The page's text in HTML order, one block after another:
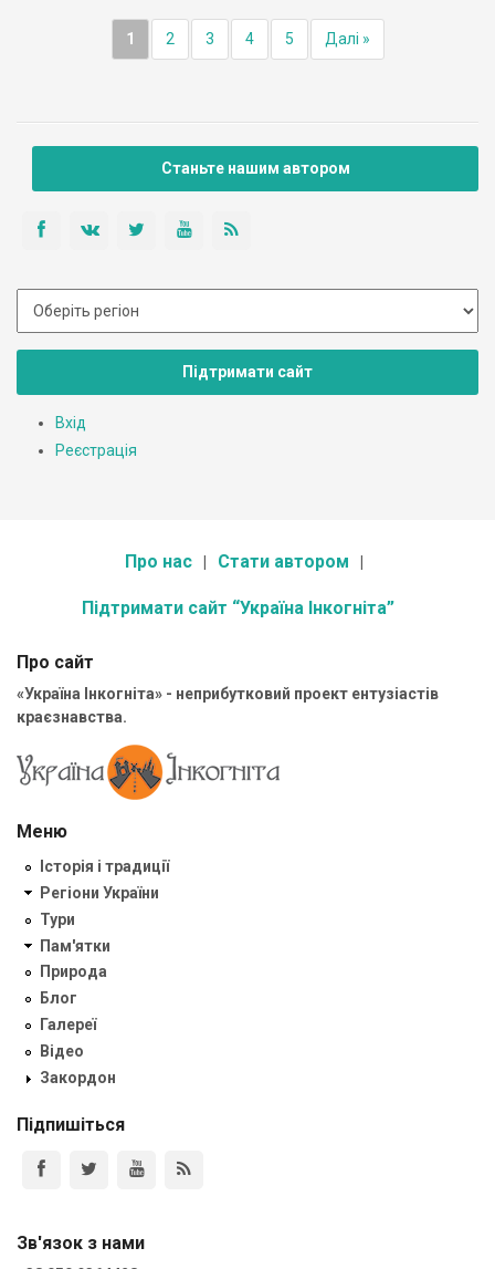
1 2 3 4 5 Далі »
Станьте нашим автором
Підтримати сайт
Вхід
Реєстрація
Про нас Стати автором
Підтримати сайт “Україна Інкогніта”
Про сайт
«Україна Інкогніта» - неприбутковий проект ентузіастів
краєзнавства.
Меню
Історія і традиції
Регіони України
Тури
Пам'ятки
Природа
Блог
Галереї
Відео
Закордон
Підпишіться
Зв'язок з нами